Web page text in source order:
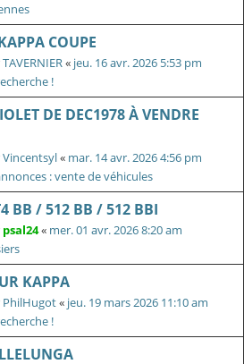
COUPE
TAVERNIER« jeu. 16 avr. 2026 5:53 pm
!
DE DEC1978 À VENDRE
Vincentsyl« mar. 14 avr. 2026 4:56 pm
: vente de véhicules
BB / 512 BB / 512 BBI
psal24« mer. 01 avr. 2026 8:20 am
KAPPA
PhilHugot« jeu. 19 mars 2026 11:10 am
!